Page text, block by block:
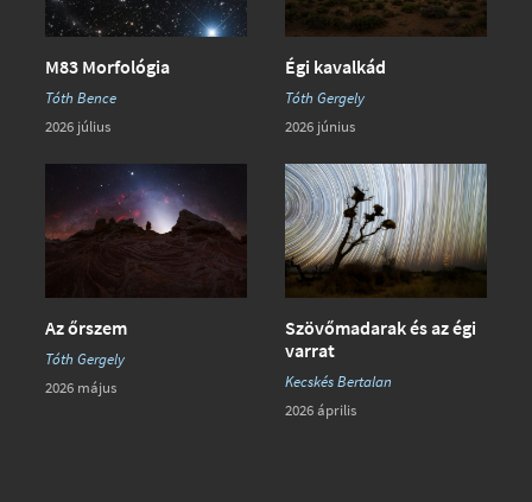
M83 Morfológia
Tóth Bence
2026 július
Égi kavalkád
Tóth Gergely
2026 június
Az őrszem
Tóth Gergely
2026 május
Szövőmadarak és az égi
varrat
Kecskés Bertalan
2026 április